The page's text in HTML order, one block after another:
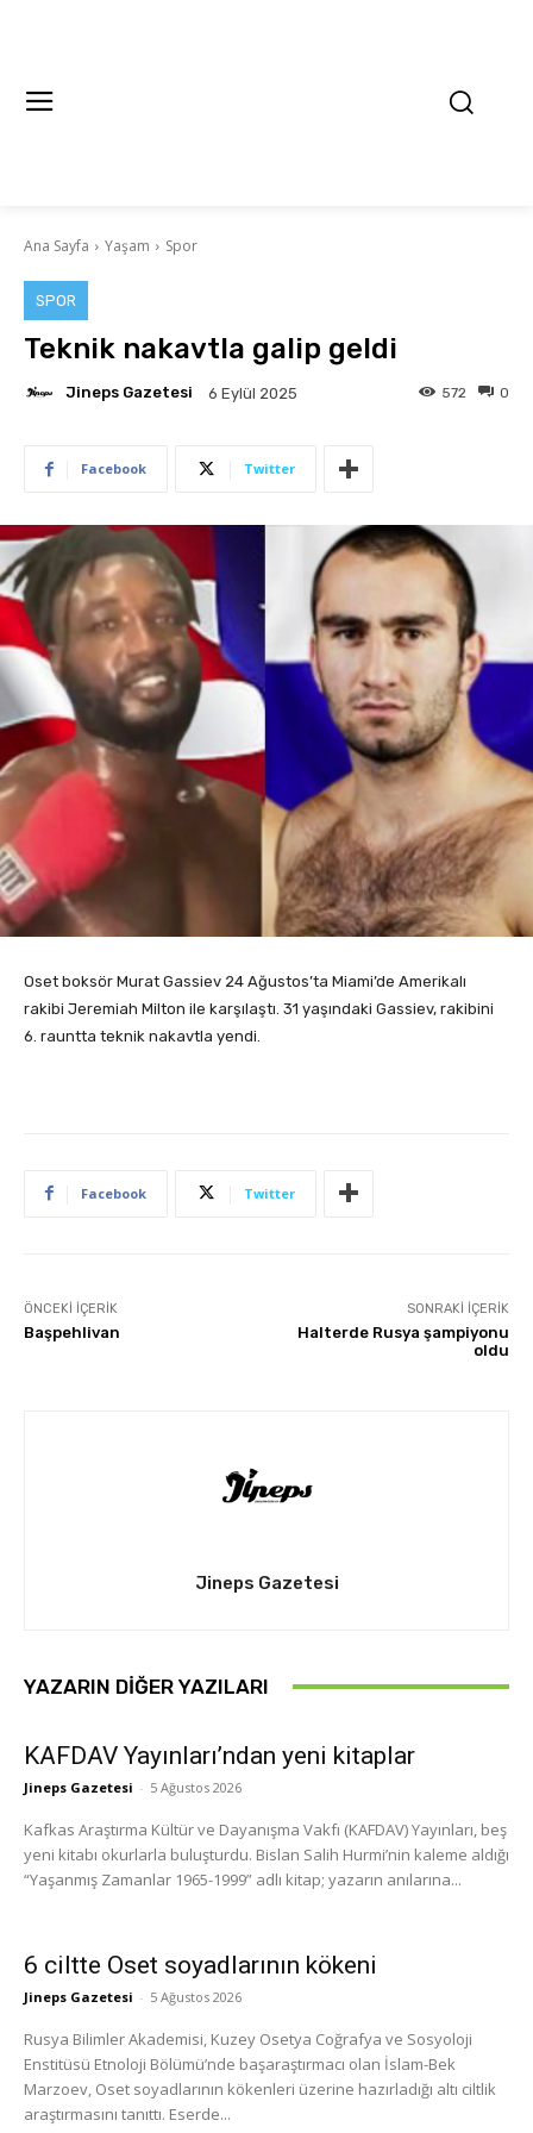
Ana Sayfa Yaşam Spor
SPOR
Teknik nakavtla galip geldi
Jineps Gazetesi 6 Eylül 2025 0
572
Facebook Twitter
Oset boksör Murat Gassiev 24 Ağustos’ta Miami’de Amerikalı
rakibi Jeremiah Milton ile karşılaştı. 31 yaşındaki Gassiev, rakibini
6. rauntta teknik nakavtla yendi.
Facebook Twitter
ÖNCEKI İÇERIK
Başpehlivan
SONRAKI İÇERIK
Halterde Rusya şampiyonu
oldu
Jineps Gazetesi
YAZARIN DIĞER YAZILARI
KAFDAV Yayınları’ndan yeni kitaplar
Jineps Gazetesi - 5 Ağustos 2026
Kafkas Araştırma Kültür ve Dayanışma Vakfı (KAFDAV) Yayınları, beş
yeni kitabı okurlarla buluşturdu. Bislan Salih Hurmi’nin kaleme aldığı
“Yaşanmış Zamanlar 1965-1999” adlı kitap; yazarın anılarına...
6 ciltte Oset soyadlarının kökeni
Jineps Gazetesi - 5 Ağustos 2026
Rusya Bilimler Akademisi, Kuzey Osetya Coğrafya ve Sosyoloji
Enstitüsü Etnoloji Bölümü’nde başaraştırmacı olan İslam-Bek
Marzoev, Oset soyadlarının kökenleri üzerine hazırladığı altı ciltlik
araştırmasını tanıttı. Eserde...